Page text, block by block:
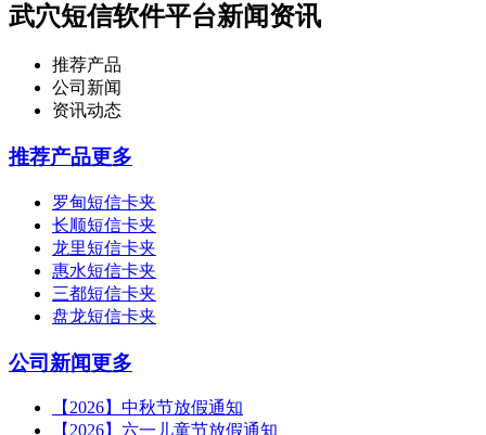
武穴短信软件平台新闻资讯
推荐产品
公司新闻
资讯动态
推荐产品更多
罗甸短信卡夹
长顺短信卡夹
龙里短信卡夹
惠水短信卡夹
三都短信卡夹
盘龙短信卡夹
公司新闻更多
【2026】中秋节放假通知
【2026】六一儿童节放假通知